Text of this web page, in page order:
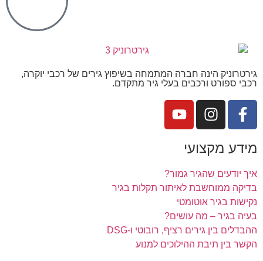
גירטרוניק הינה חברה המתמחה בשיפוץ גירים של רכבי יוקרה,
רכבי ספורט ורכבים בעלי גיר מתקדם.
מידע מקצועי
איך יודעים שהגיר גמור?
בדיקה ממוחשבת לאיתור תקלות בגיר
נקישות בגיר אוטומטי
בעיה בגיר – מה עושים?
ההבדלים בין גירים רציף, רובוטי ו-DSG
הקשר בין תיבת ההילוכים למנוע